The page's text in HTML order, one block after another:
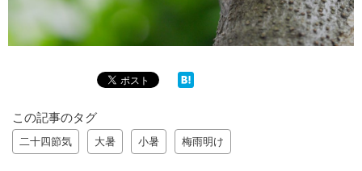
この記事のタグ
二十四節気 大暑 小暑 梅雨明け